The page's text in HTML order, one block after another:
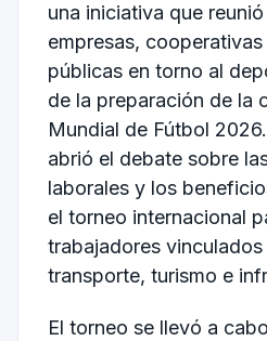
una iniciativa que
empresas,
públicas en torno al
de la preparación de la
Mundial de Fútbol
abrió el debate sobre
laborales y los
el torneo internacional
trabajadores
transporte, turismo e
El torneo se llevó a